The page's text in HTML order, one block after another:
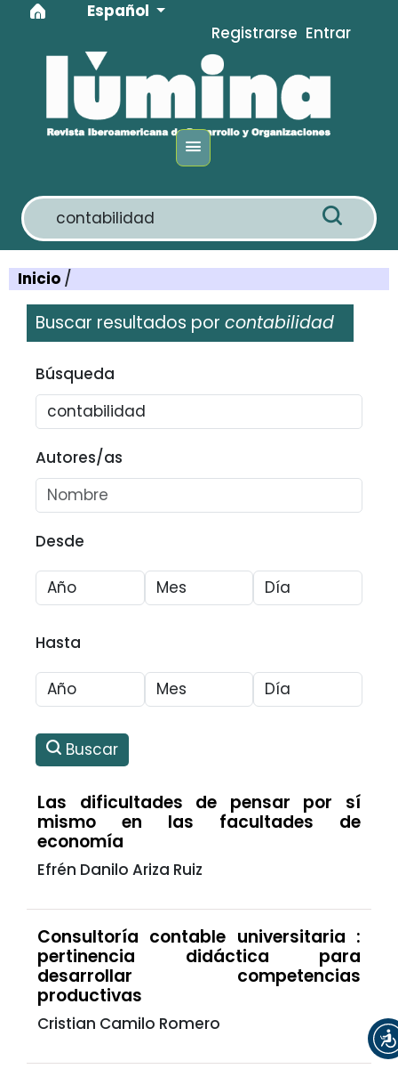
Ir al menú de navegación principal
Ir al contenido principal
Ir al pie de página del sitio
Idioma
Español
Registrarse Entrar
Inicio /
Buscar resultados por contabilidad
Filtros avanzados
Búsqueda
Autores/as
Desde
Hasta
Buscar
Las dificultades de pensar por sí
mismo en las facultades de
economía
Efrén Danilo Ariza Ruiz
Consultoría contable universitaria :
pertinencia didáctica para
desarrollar competencias
productivas
Cristian Camilo Romero